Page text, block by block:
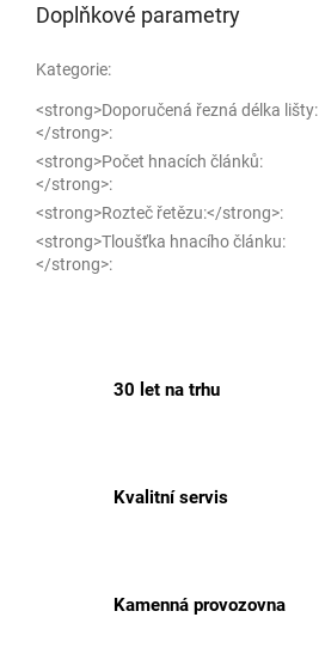
30 let na trhu
Kvalitní servis
Kamenná provozovna
Doplňkové parametry
Kategorie:
<strong>Doporučená řezná délka lišty:
</strong>:
<strong>Počet hnacích článků:
</strong>:
<strong>Rozteč řetězu:</strong>:
<strong>Tloušťka hnacího článku:
</strong>: